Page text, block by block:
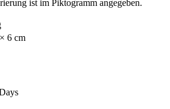
ist im Piktogramm angegeben.
6 cm